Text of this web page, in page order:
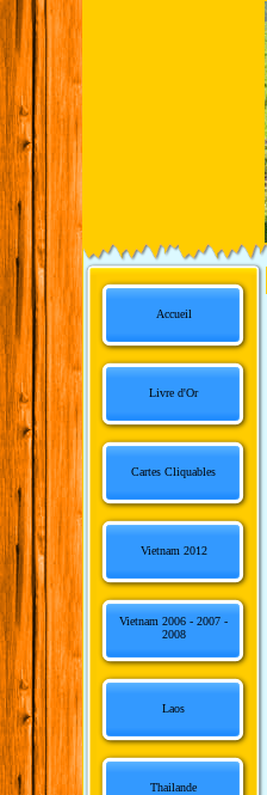
Accueil
Livre d'Or
Cartes Cliquables
Vietnam 2012
Vietnam 2006 - 2007 -
2008
Laos
Thailande